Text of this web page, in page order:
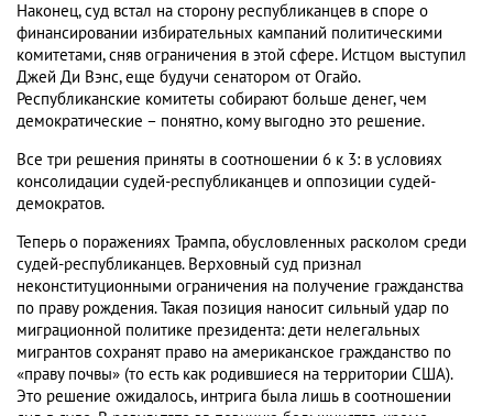
Наконец, суд встал на сторону республиканцев в споре о
финансировании избирательных кампаний политическими
комитетами, сняв ограничения в этой сфере. Истцом выступил
Джей Ди Вэнс, еще будучи сенатором от Огайо.
Республиканские комитеты собирают больше денег, чем
демократические – понятно, кому выгодно это решение.
Все три решения приняты в соотношении 6 к 3: в условиях
консолидации судей-республиканцев и оппозиции судей-
демократов.
Теперь о поражениях Трампа, обусловленных расколом среди
судей-республиканцев. Верховный суд признал
неконституционными ограничения на получение гражданства
по праву рождения. Такая позиция наносит сильный удар по
миграционной политике президента: дети нелегальных
мигрантов сохранят право на американское гражданство по
«праву почвы» (то есть как родившиеся на территории США).
Это решение ожидалось, интрига была лишь в соотношении